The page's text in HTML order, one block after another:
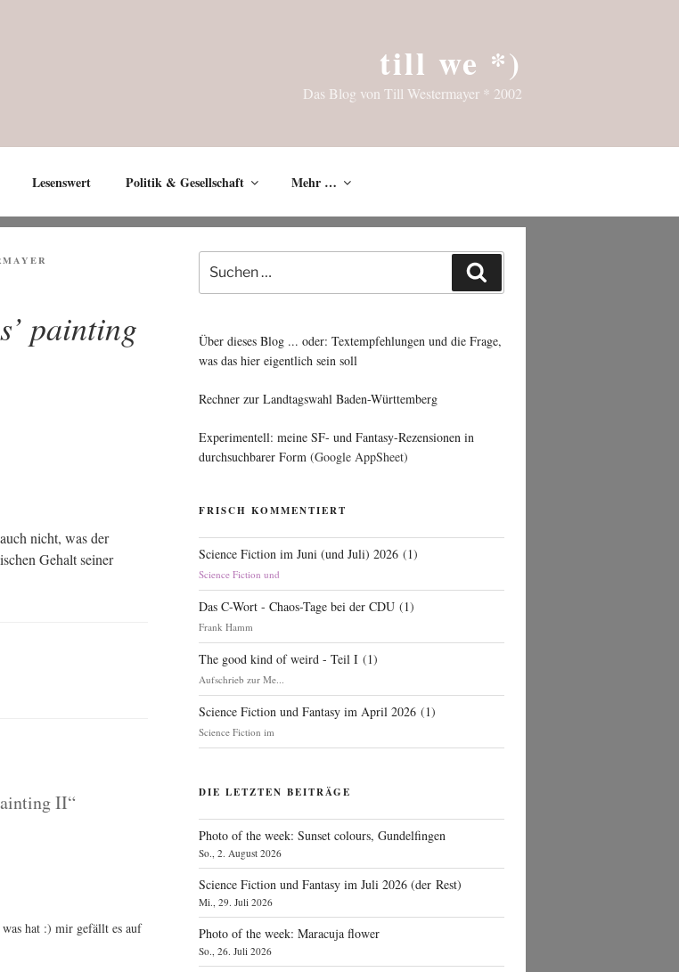
till we *)
Das Blog von Till Westermayer * 2002
Lesenswert Politik & Gesellschaft Mehr …
painting
nicht, was der
Gehalt sei­ner
II“
hat :) mir gefällt es auf
nach:
Über dieses Blog ... oder: Textempfehlungen und die Frage,
was das hier eigentlich sein soll
Rechner zur Landtagswahl Baden-Württemberg
Experimentell: meine SF- und Fantasy-Rezensionen in
durchsuchbarer Form (Google AppSheet)
FRISCH KOMMENTIERT
Science Fiction im Juni (und Juli) 2026 (1)
Science Fiction und
Das C-Wort - Chaos-Tage bei der CDU (1)
Frank Hamm
The good kind of weird - Teil I (1)
Aufschrieb zur Me...
Science Fiction und Fantasy im April 2026 (1)
Science Fiction im
DIE LETZTEN BEITRÄGE
Photo of the week: Sunset colours, Gundelfingen
So., 2. August 2026
Science Fiction und Fantasy im Juli 2026 (der Rest)
Mi., 29. Juli 2026
Photo of the week: Maracuja flower
So., 26. Juli 2026